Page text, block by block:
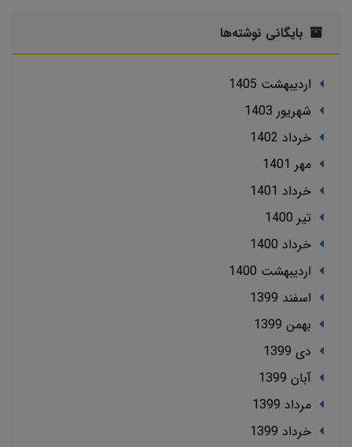
بایگانی نوشته‌ها
ارديبهشت 1405
شهریور 1403
خرداد 1402
مهر 1401
خرداد 1401
تير 1400
خرداد 1400
ارديبهشت 1400
اسفند 1399
بهمن 1399
دی 1399
آبان 1399
مرداد 1399
خرداد 1399